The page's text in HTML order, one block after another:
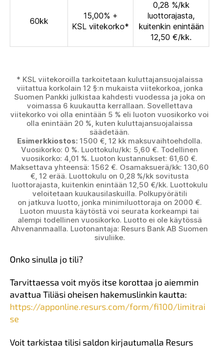
60kk
15,00% +
KSL viitekorko*
0,28 %/kk
luottorajasta,
kuitenkin enintään
12,50 €/kk.
* KSL viitekoroilla tarkoitetaan kuluttajansuojalaissa
viitattua korkolain 12 §:n mukaista viitekorkoa, jonka
Suomen Pankki julkistaa kahdesti vuodessa ja joka on
voimassa 6 kuukautta kerrallaan. Sovellettava
viitekorko voi olla enintään 5 % eli luoton vuosikorko voi
olla enintään 20 %, kuten kuluttajansuojalaissa
säädetään.
Esimerkkiostos:1500 €, 12 kk maksuvaihtoehdolla.
Vuosikorko: 0 %. Luottokulu/kk: 5,60 €. Todellinen
vuosikorko: 4,01 %. Luoton kustannukset: 61,60 €.
Maksettava yhteensä: 1562 €. Osamaksuerä/kk: 130,60
€, 12 erää. Luottokulu on 0,28 %/kk sovitusta
luottorajasta, kuitenkin enintään 12,50 €/kk. Luottokulu
veloitetaan kuukausilaskuilla. Polkupyörätili
on jatkuva luotto, jonka minimiluottoraja on 2000 €.
Luoton muusta käytöstä voi seurata korkeampi tai
alempi todellinen vuosikorko. Luotto ei ole käytössä
Ahvenanmaalla. Luotonantaja: Resurs Bank AB Suomen
sivuliike.
Onko sinulla jo tili?
Tarvittaessa voit myös itse korottaa jo aiemmin
avattua Tiliäsi oheisen hakemuslinkin kautta:
https://apponline.resurs.com/form/fi100/limitrai
se
Voit tarkistaa tilisi saldon kirjautumalla Resurs